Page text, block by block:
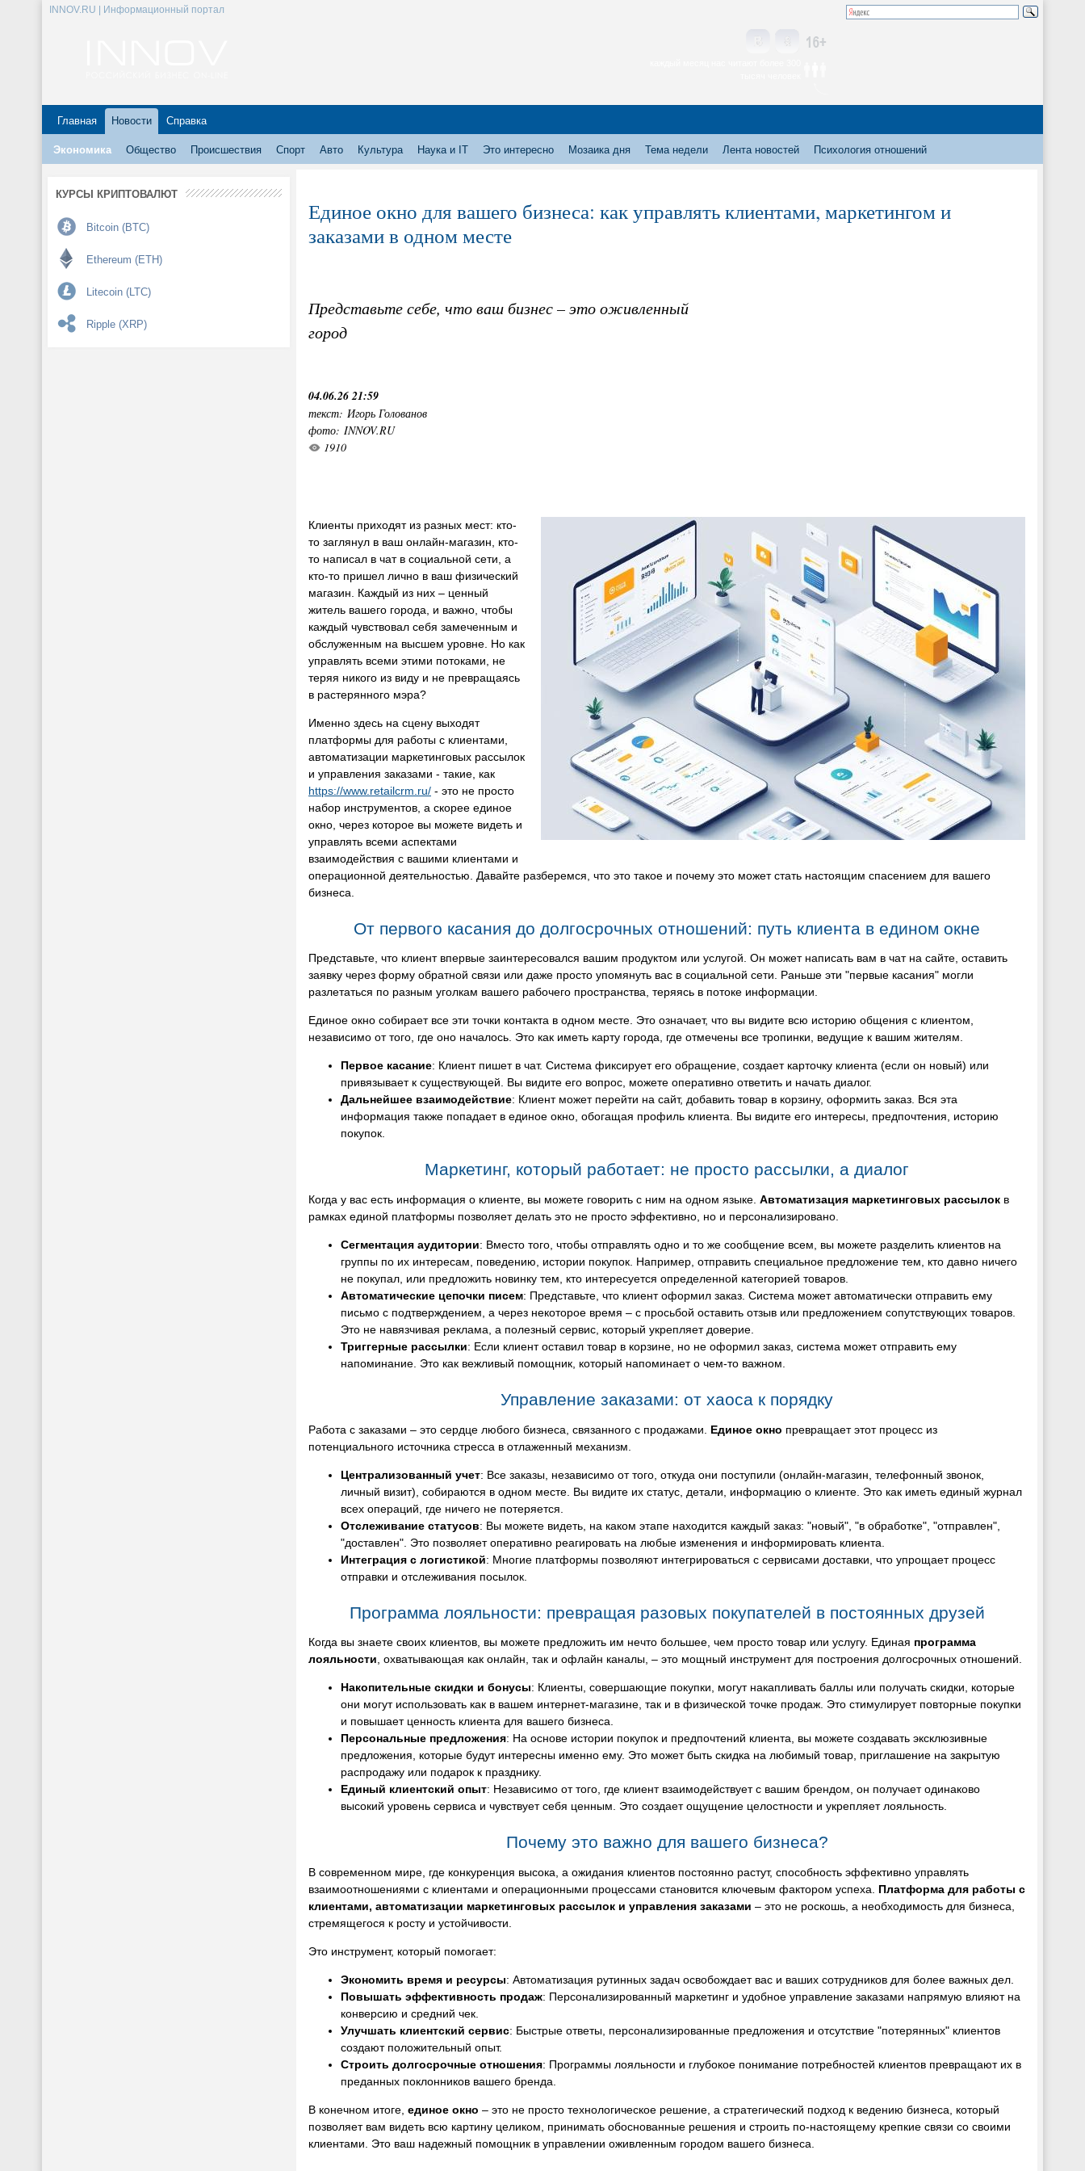
INNOV.RU | Информационный портал
Главная Новости Справка
Экономика Общество Происшествия Спорт Авто Культура Наука и IT Это интересно Мозаика дня Тема недели Лента новостей Психология отношений
КУРСЫ КРИПТОВАЛЮТ
Bitcoin (BTC)
Ethereum (ETH)
Litecoin (LTC)
Ripple (XRP)
Единое окно для вашего бизнеса: как управлять клиентами, маркетингом и
заказами в одном месте
Представьте себе, что ваш бизнес – это оживленный
город
04.06.26 21:59
текст: Игорь Голованов
фото: INNOV.RU
1910
Клиенты приходят из разных мест: кто-
то заглянул в ваш онлайн-магазин, кто-
то написал в чат в социальной сети, а
кто-то пришел лично в ваш физический
магазин. Каждый из них – ценный
житель вашего города, и важно, чтобы
каждый чувствовал себя замеченным и
обслуженным на высшем уровне. Но как
управлять всеми этими потоками, не
теряя никого из виду и не превращаясь
в растерянного мэра?
Именно здесь на сцену выходят
платформы для работы с клиентами,
автоматизации маркетинговых рассылок
и управления заказами - такие, как
https://www.retailcrm.ru/ - это не просто
набор инструментов, а скорее единое
окно, через которое вы можете видеть и
управлять всеми аспектами
взаимодействия с вашими клиентами и
операционной деятельностью. Давайте разберемся, что это такое и почему это может стать настоящим спасением для вашего
бизнеса.
От первого касания до долгосрочных отношений: путь клиента в едином окне
Представьте, что клиент впервые заинтересовался вашим продуктом или услугой. Он может написать вам в чат на сайте, оставить
заявку через форму обратной связи или даже просто упомянуть вас в социальной сети. Раньше эти "первые касания" могли
разлетаться по разным уголкам вашего рабочего пространства, теряясь в потоке информации.
Единое окно собирает все эти точки контакта в одном месте. Это означает, что вы видите всю историю общения с клиентом,
независимо от того, где оно началось. Это как иметь карту города, где отмечены все тропинки, ведущие к вашим жителям.
Первое касание: Клиент пишет в чат. Система фиксирует его обращение, создает карточку клиента (если он новый) или
привязывает к существующей. Вы видите его вопрос, можете оперативно ответить и начать диалог.
Дальнейшее взаимодействие: Клиент может перейти на сайт, добавить товар в корзину, оформить заказ. Вся эта
информация также попадает в единое окно, обогащая профиль клиента. Вы видите его интересы, предпочтения, историю
покупок.
Маркетинг, который работает: не просто рассылки, а диалог
Когда у вас есть информация о клиенте, вы можете говорить с ним на одном языке. Автоматизация маркетинговых рассылок в
рамках единой платформы позволяет делать это не просто эффективно, но и персонализировано.
Сегментация аудитории: Вместо того, чтобы отправлять одно и то же сообщение всем, вы можете разделить клиентов на
группы по их интересам, поведению, истории покупок. Например, отправить специальное предложение тем, кто давно ничего
не покупал, или предложить новинку тем, кто интересуется определенной категорией товаров.
Автоматические цепочки писем: Представьте, что клиент оформил заказ. Система может автоматически отправить ему
письмо с подтверждением, а через некоторое время – с просьбой оставить отзыв или предложением сопутствующих товаров.
Это не навязчивая реклама, а полезный сервис, который укрепляет доверие.
Триггерные рассылки: Если клиент оставил товар в корзине, но не оформил заказ, система может отправить ему
напоминание. Это как вежливый помощник, который напоминает о чем-то важном.
Управление заказами: от хаоса к порядку
Работа с заказами – это сердце любого бизнеса, связанного с продажами. Единое окно превращает этот процесс из
потенциального источника стресса в отлаженный механизм.
Централизованный учет: Все заказы, независимо от того, откуда они поступили (онлайн-магазин, телефонный звонок,
личный визит), собираются в одном месте. Вы видите их статус, детали, информацию о клиенте. Это как иметь единый журнал
всех операций, где ничего не потеряется.
Отслеживание статусов: Вы можете видеть, на каком этапе находится каждый заказ: "новый", "в обработке", "отправлен",
"доставлен". Это позволяет оперативно реагировать на любые изменения и информировать клиента.
Интеграция с логистикой: Многие платформы позволяют интегрироваться с сервисами доставки, что упрощает процесс
отправки и отслеживания посылок.
Программа лояльности: превращая разовых покупателей в постоянных друзей
Когда вы знаете своих клиентов, вы можете предложить им нечто большее, чем просто товар или услугу. Единая программа
лояльности, охватывающая как онлайн, так и офлайн каналы, – это мощный инструмент для построения долгосрочных отношений.
Накопительные скидки и бонусы: Клиенты, совершающие покупки, могут накапливать баллы или получать скидки, которые
они могут использовать как в вашем интернет-магазине, так и в физической точке продаж. Это стимулирует повторные покупки
и повышает ценность клиента для вашего бизнеса.
Персональные предложения: На основе истории покупок и предпочтений клиента, вы можете создавать эксклюзивные
предложения, которые будут интересны именно ему. Это может быть скидка на любимый товар, приглашение на закрытую
распродажу или подарок к празднику.
Единый клиентский опыт: Независимо от того, где клиент взаимодействует с вашим брендом, он получает одинаково
высокий уровень сервиса и чувствует себя ценным. Это создает ощущение целостности и укрепляет лояльность.
Почему это важно для вашего бизнеса?
В современном мире, где конкуренция высока, а ожидания клиентов постоянно растут, способность эффективно управлять
взаимоотношениями с клиентами и операционными процессами становится ключевым фактором успеха. Платформа для работы с
клиентами, автоматизации маркетинговых рассылок и управления заказами – это не роскошь, а необходимость для бизнеса,
стремящегося к росту и устойчивости.
Это инструмент, который помогает:
Экономить время и ресурсы: Автоматизация рутинных задач освобождает вас и ваших сотрудников для более важных дел.
Повышать эффективность продаж: Персонализированный маркетинг и удобное управление заказами напрямую влияют на
конверсию и средний чек.
Улучшать клиентский сервис: Быстрые ответы, персонализированные предложения и отсутствие "потерянных" клиентов
создают положительный опыт.
Строить долгосрочные отношения: Программы лояльности и глубокое понимание потребностей клиентов превращают их в
преданных поклонников вашего бренда.
В конечном итоге, единое окно – это не просто технологическое решение, а стратегический подход к ведению бизнеса, который
позволяет вам видеть всю картину целиком, принимать обоснованные решения и строить по-настоящему крепкие связи со своими
клиентами. Это ваш надежный помощник в управлении оживленным городом вашего бизнеса.